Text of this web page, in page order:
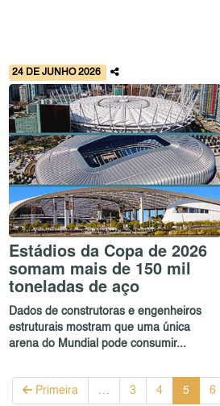
24 DE JUNHO 2026
Estádios da Copa de 2026
somam mais de 150 mil
toneladas de aço
Dados de construtoras e engenheiros
estruturais mostram que uma única
arena do Mundial pode consumir...
Primeira 3 4 5 6